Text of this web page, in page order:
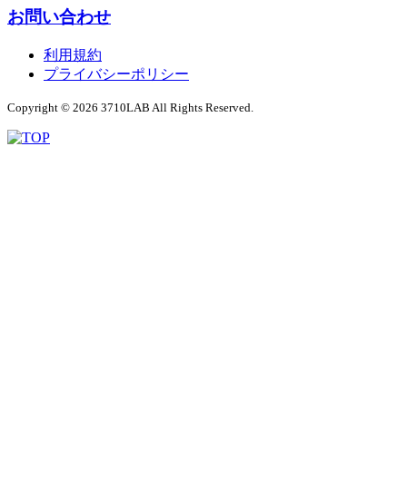
お問い合わせ
利用規約
プライバシーポリシー
Copyright © 2026 3710LAB All Rights Reserved.